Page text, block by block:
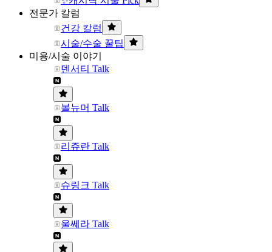
전문가 칼럼
건강 칼럼
시술/수술 꿀팁
미용/시술 이야기
덴서티 Talk
볼뉴머 Talk
리쥬란 Talk
슈링크 Talk
울쎄라 Talk